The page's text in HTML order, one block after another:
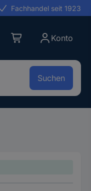
Fachhandel seit 1923
Konto
Suchen